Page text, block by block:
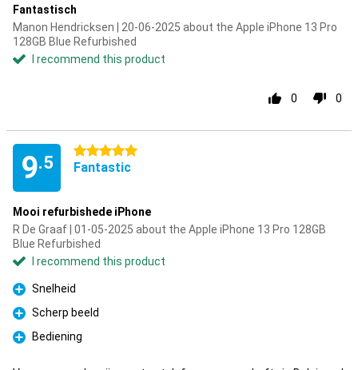
Fantastisch
Manon Hendricksen | 20-06-2025 about the Apple iPhone 13 Pro
128GB Blue Refurbished
I recommend this product
0 0
9.5
5 stars
Fantastic
Mooi refurbishede iPhone
R De Graaf | 01-05-2025 about the Apple iPhone 13 Pro 128GB
Blue Refurbished
I recommend this product
Pro
Snelheid
Pro
Scherp beeld
Pro
Bediening